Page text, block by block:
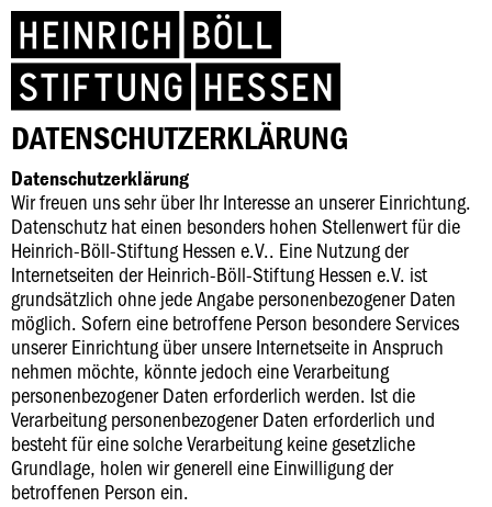
DATENSCHUTZERKLÄRUNG
Datenschutzerklärung
Wir freuen uns sehr über Ihr Interesse an unserer Einrichtung.
Datenschutz hat einen besonders hohen Stellenwert für die
Heinrich-Böll-Stiftung Hessen e.V.. Eine Nutzung der
Internetseiten der Heinrich-Böll-Stiftung Hessen e.V. ist
grundsätzlich ohne jede Angabe personenbezogener Daten
möglich. Sofern eine betroffene Person besondere Services
unserer Einrichtung über unsere Internetseite in Anspruch
nehmen möchte, könnte jedoch eine Verarbeitung
personenbezogener Daten erforderlich werden. Ist die
Verarbeitung personenbezogener Daten erforderlich und
besteht für eine solche Verarbeitung keine gesetzliche
Grundlage, holen wir generell eine Einwilligung der
betroffenen Person ein.